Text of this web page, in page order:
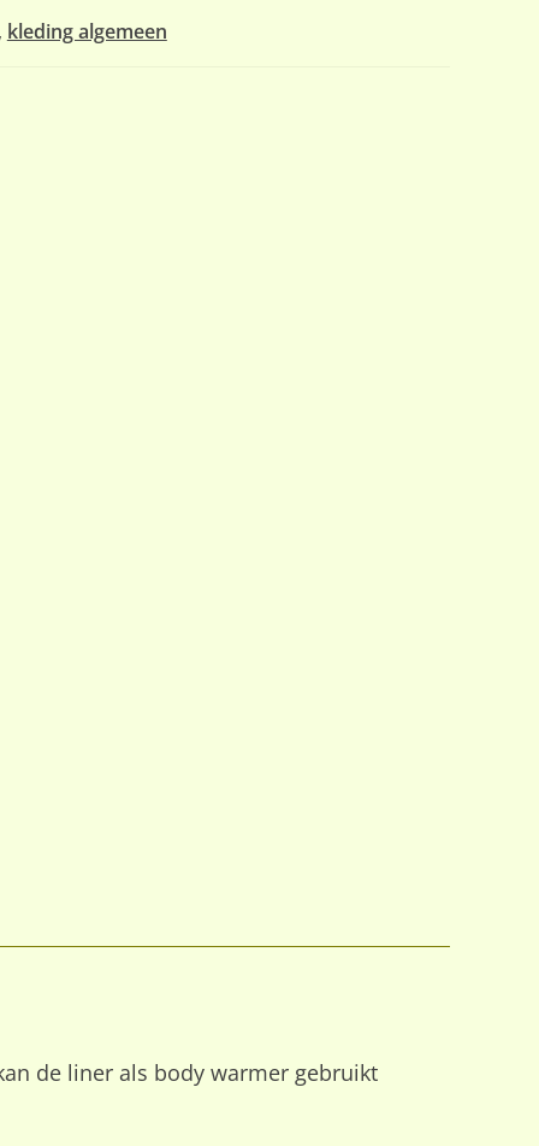
kleding algemeen
de liner als body warmer gebruikt